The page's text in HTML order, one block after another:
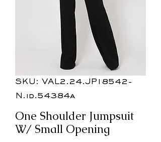
SKU: VAL2.24.JP18542-
N.id.54384a
One Shoulder Jumpsuit
W/ Small Opening